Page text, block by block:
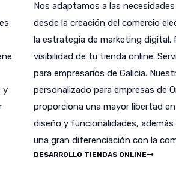
y
Nos adaptamos a las
desde la creación del comercio
la estrategia de marketing digital.
visibilidad de tu tienda online.
para empresarios de Galicia.
personalizado para empresas de
proporciona una mayor libertad
diseño y funcionalidades,
una gran diferenciación con la
DESARROLLO TIENDAS ONLINE